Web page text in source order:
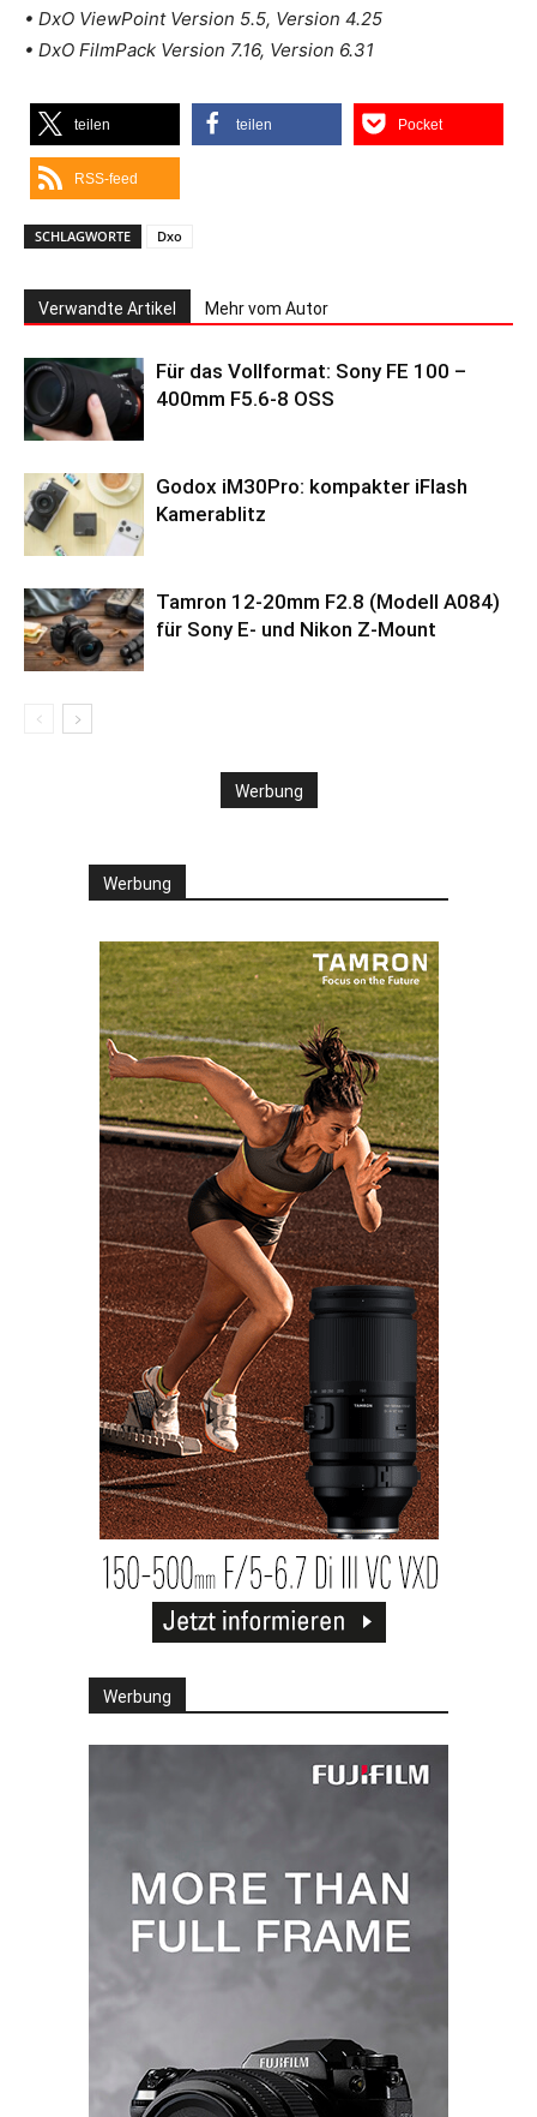
• DxO ViewPoint Version 5.5, Version 4.25
• DxO FilmPack Version 7.16, Version 6.31
teilen teilen Pocket
RSS-feed
SCHLAGWORTE Dxo
Verwandte Artikel Mehr vom Autor
Für das Vollformat: Sony FE 100 –
400mm F5.6-8 OSS
Godox iM30Pro: kompakter iFlash
Kamerablitz
Tamron 12-20mm F2.8 (Modell A084)
für Sony E- und Nikon Z-Mount
Werbung
Werbung
Werbung